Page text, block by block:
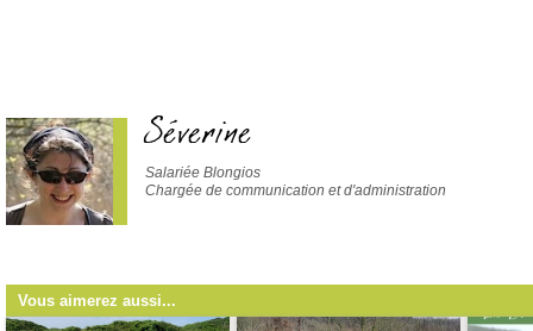
Séverine
Salariée Blongios
Chargée de communication et d'administration
Vous aimerez aussi...